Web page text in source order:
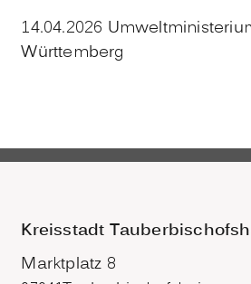
14.04.2026
Württemberg
Kreisstadt
Marktplatz 8